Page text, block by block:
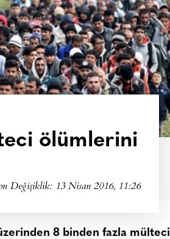
ölümlerini
Değişiklik: 13 Nisan 2016, 11:26
8 binden fazla mülteci